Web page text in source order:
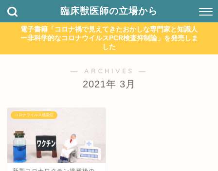
臨床獣医師の立場から
電子書籍「コロナ禍で見えてきたおかしな専門家と知識人
ー非科学的なコロナウイルスPCR検査抑制論」を発売しま
した
― ARCHIVES ―
2021年 3月
コロナウイルス感染症